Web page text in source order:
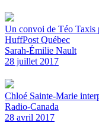
Un convoi de Téo Taxis
HuffPost Québec
Sarah-Émilie Nault
28 juillet 2017
Chloé Sainte-Marie
Radio-Canada
28 avril 2017